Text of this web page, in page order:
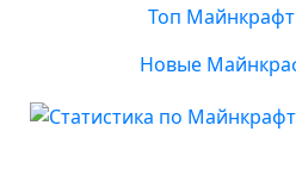
Топ
Новые